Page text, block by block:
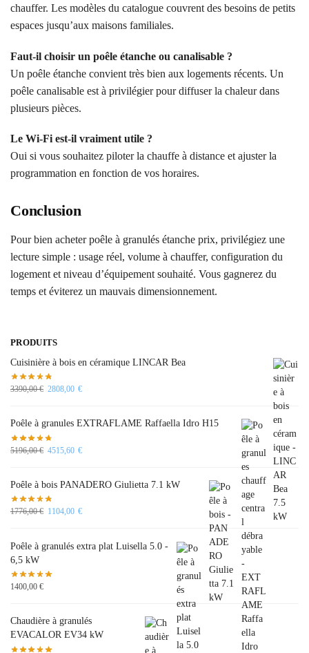
chauffer. Les modèles du catalogue couvrent des besoins de petits
espaces jusqu’aux maisons familiales.
Faut-il choisir un poêle étanche ou canalisable ?
Un poêle étanche convient très bien aux logements récents. Un
poêle canalisable est à privilégier pour diffuser la chaleur dans
plusieurs pièces.
Le Wi‑Fi est-il vraiment utile ?
Oui si vous souhaitez piloter la chauffe à distance et ajuster la
programmation en fonction de vos horaires.
Conclusion
Pour bien acheter poêle à granulés étanche prix, privilégiez une
lecture simple : usage réel, volume à chauffer, configuration du
logement et niveau d’équipement souhaité. Vous gagnerez du
temps et éviterez un mauvais dimensionnement.
PRODUITS
Cuisinière à bois en céramique LINCAR Bea
3390,00€ 2808,00 €
Poêle à granules EXTRAFLAME Raffaella Idro H15
5196,00€ 4515,60 €
Poêle à bois PANADERO Giulietta 7.1 kW
1776,00€ 1104,00 €
Poêle à granulés extra plat Luisella 5.0 -
6,5 kW
1400,00 €
Chaudière à granulés
EVACALOR EV34 kW